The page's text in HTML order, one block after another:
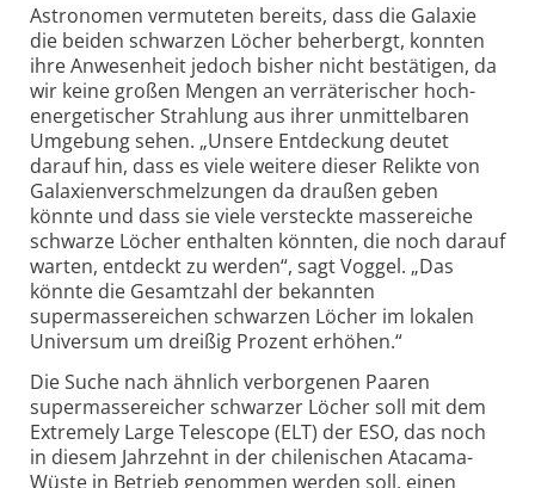
Astronomen vermuteten bereits, dass die Galaxie
die beiden schwarzen Löcher beherbergt, konnten
ihre Anwesenheit jedoch bisher nicht bestätigen, da
wir keine großen Mengen an verräterischer hoch­
energetischer Strahlung aus ihrer unmittelbaren
Umgebung sehen. „Unsere Entdeckung deutet
darauf hin, dass es viele weitere dieser Relikte von
Galaxien­verschmelzungen da draußen geben
könnte und dass sie viele versteckte massereiche
schwarze Löcher enthalten könnten, die noch darauf
warten, entdeckt zu werden“, sagt Voggel. „Das
könnte die Gesamtzahl der bekannten
supermassereichen schwarzen Löcher im lokalen
Universum um dreißig Prozent erhöhen.“
Die Suche nach ähnlich verborgenen Paaren
supermassereicher schwarzer Löcher soll mit dem
Extremely Large Telescope (ELT) der ESO, das noch
in diesem Jahrzehnt in der chilenischen Atacama-
Wüste in Betrieb genommen werden soll, einen